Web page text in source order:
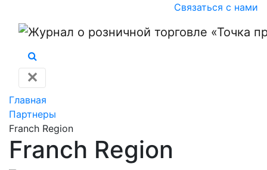
Связаться с нами
✕
Главная
Партнеры
Franch Region
Franch Region